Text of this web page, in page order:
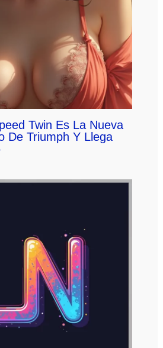
Twin Es La Nueva
De Triumph Y Llega